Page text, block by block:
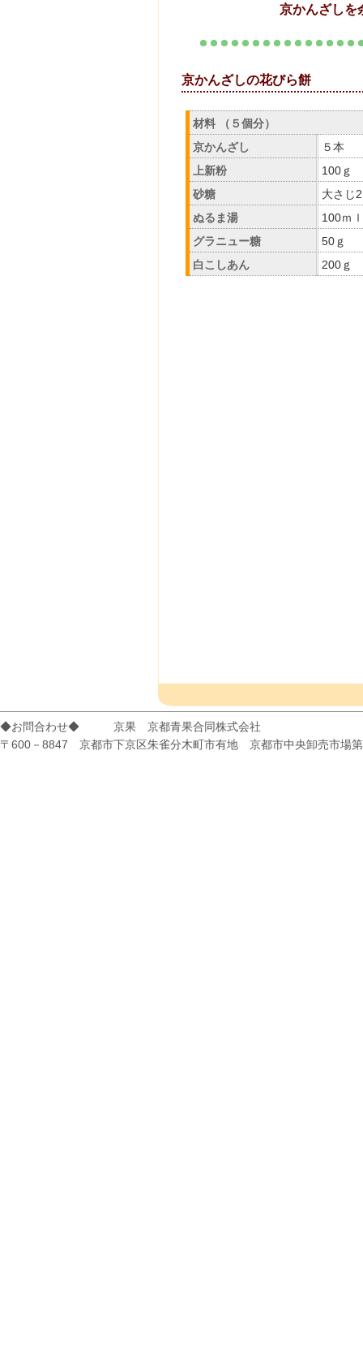
京かんざしを
京かんざし
材料 （５個分）
京かんざし
５本
上新粉
100ｇ
砂糖
大さじ2
ぬるま湯
100ｍｌ
グラニュー糖
50ｇ
白こしあん
200ｇ
◆お問合わせ◆ 京果 京都青果合同株式会社
〒600－8847 京都市下京区朱雀分木町市有地 京都市中央卸売市